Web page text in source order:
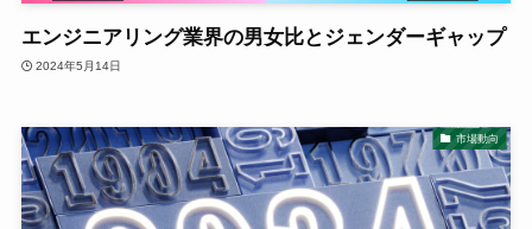
エンジニアリング業界の男女比とジェンダーギャップ
2024年5月14日
市場動向